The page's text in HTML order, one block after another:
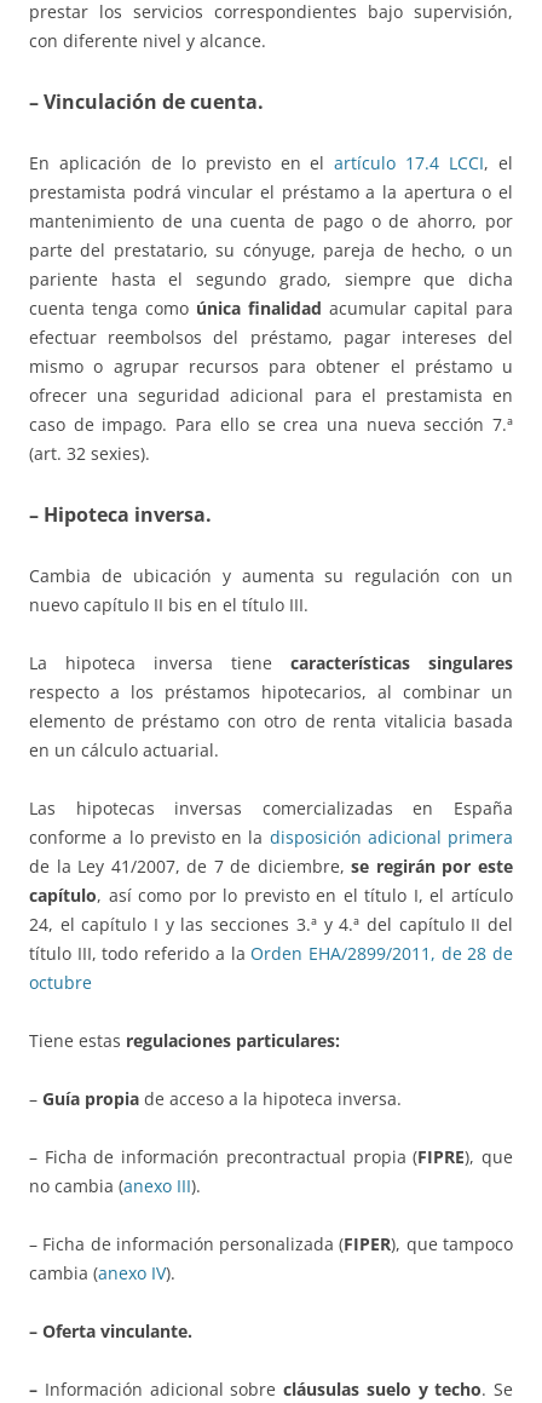
prestar los servicios correspondientes bajo supervisión,
con diferente nivel y alcance.
– Vinculación de cuenta.
En aplicación de lo previsto en elartículo 17.4 LCCI, el
prestamista podrá vincular el préstamo a la apertura o el
mantenimiento de una cuenta de pago o de ahorro, por
parte del prestatario, su cónyuge, pareja de hecho, o un
pariente hasta el segundo grado, siempre que dicha
cuenta tenga como única finalidad acumular capital para
efectuar reembolsos del préstamo, pagar intereses del
mismo o agrupar recursos para obtener el préstamo u
ofrecer una seguridad adicional para el prestamista en
caso de impago. Para ello se crea una nueva sección 7.ª
(art. 32 sexies).
– Hipoteca inversa.
Cambia de ubicación y aumenta su regulación con un
nuevo capítulo II bis en el título III.
La hipoteca inversa tiene características singulares
respecto a los préstamos hipotecarios, al combinar un
elemento de préstamo con otro de renta vitalicia basada
en un cálculo actuarial.
Las hipotecas inversas comercializadas en España
conforme a lo previsto en la disposición adicional primera
de la Ley 41/2007, de 7 de diciembre,se regirán por este
capítulo, así como por lo previsto en el título I, el artículo
24, el capítulo I y las secciones 3.ª y 4.ª del capítulo II del
título III, todo referido a laOrden EHA/2899/2011, de 28 de
octubre
Tiene estas regulaciones particulares:
– Guía propia de acceso a la hipoteca inversa.
– Ficha de información precontractual propia (FIPRE), que
no cambia (anexo III).
– Ficha de información personalizada (FIPER), que tampoco
cambia (anexo IV).
– Oferta vinculante.
– Información adicional sobre cláusulas suelo y techo. Se